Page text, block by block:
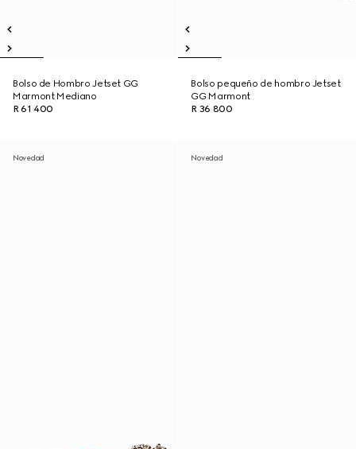
Bolso de Hombro Jetset GG
Marmont Mediano
R 61 400
Bolso pequeño de hombro Jetset
GG Marmont
R 36 800
Novedad Novedad